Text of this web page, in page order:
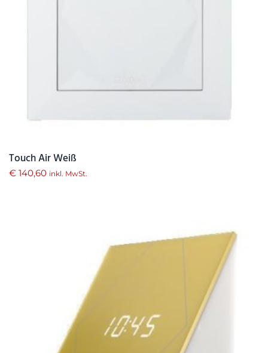
Touch Air Weiß
€ 140,60 inkl. MwSt.